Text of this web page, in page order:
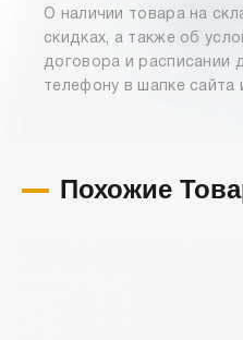
О наличии товара на
скидках, а также об
договора и расписании
телефону в шапке сайта
Похожие